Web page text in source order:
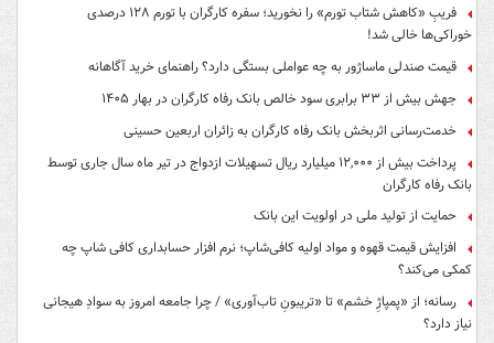
فریبِ «کاهش شتاب تورم» را نخورید؛ سفره کارگران با تورم ۱۲۸ درصدی
خوراکی‌ها خالی شد!
قیمت صندلی ماساژور به چه عواملی بستگی دارد؟ راهنمای خرید آگاهانه
جهش بیش از ۳۳ برابری سود خالص بانک رفاه کارگران در بهار ۱۴۰۵
خدمت‌رسانی اثربخش بانک رفاه کارگران به زائران اربعین حسینی
پرداخت بیش از ۱۲,۰۰۰ میلیارد ریال تسهیلات ازدواج در تیر ماه سال جاری توسط
بانک رفاه کارگران
حمایت از تولید ملی در اولویت این بانک
افزایش قیمت قهوه و مواد اولیه کافی‌شاپ؛ نرم افزار حسابداری کافی شاپ چه
کمکی می‌کند؟
رسانه؛ از «پمپاژِ خشم» تا «تریبونِ تاب‌آوری» / چرا جامعه امروز به سوادِ هیجانی
نیاز دارد؟